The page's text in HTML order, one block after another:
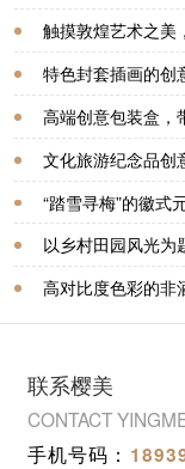
触摸敦煌艺术之美
包装
特色封套插画的创
高端创意包装盒
装
文化旅游纪念品
装
“踏雪寻梅”的徽式
以乡村田园风光为
美包装
高对比度色彩的非
联系樱美
CONTACT
手机号码：